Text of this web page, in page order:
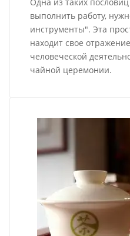
Одна из таких
выполнить работу,
инструменты". Эта
находит свое
человеческой
чайной церемонии.